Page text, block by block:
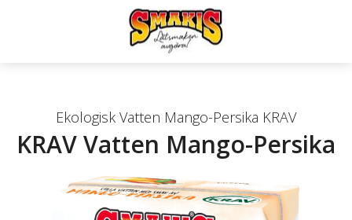
Ekologisk Vatten Mango-Persika KRAV
KRAV Vatten Mango-Persika